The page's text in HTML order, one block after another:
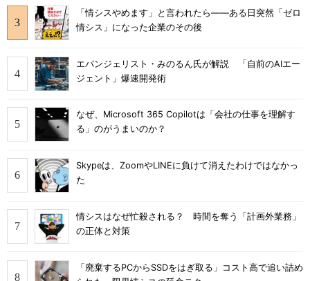
「情シスやめます」と言われたら――ある日突然「ゼロ
情シス」になった企業のその後
エバンジェリスト・みのるん氏が解説 「自前のAIエー
ジェント」爆速開発術
なぜ、Microsoft 365 Copilotは「会社の仕事を理解す
る」のがうまいのか？
Skypeは、ZoomやLINEに負けて消えたわけではなかっ
た
情シスはなぜ忙殺される？ 時間を奪う「計画外業務」
の正体と対策
「廃棄するPCからSSDをはぎ取る」コスト高で追い詰め